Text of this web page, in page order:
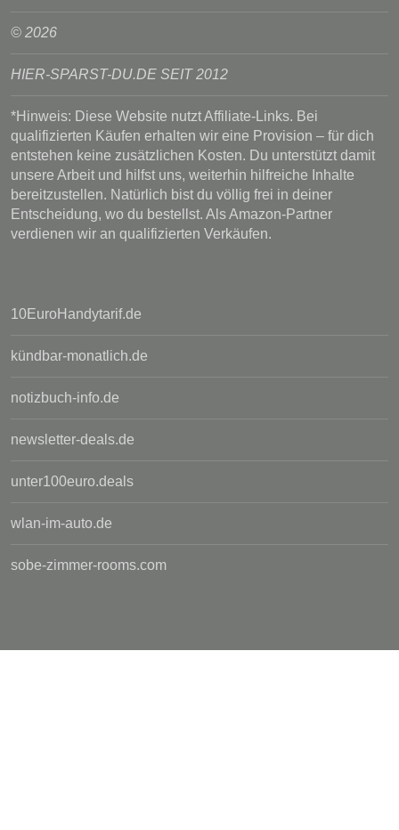
© 2026
HIER-SPARST-DU.DE SEIT 2012
*Hinweis: Diese Website nutzt Affiliate-Links. Bei
qualifizierten Käufen erhalten wir eine Provision – für dich
entstehen keine zusätzlichen Kosten. Du unterstützt damit
unsere Arbeit und hilfst uns, weiterhin hilfreiche Inhalte
bereitzustellen. Natürlich bist du völlig frei in deiner
Entscheidung, wo du bestellst. Als Amazon-Partner
verdienen wir an qualifizierten Verkäufen.
10EuroHandytarif.de
kündbar-monatlich.de
notizbuch-info.de
newsletter-deals.de
unter100euro.deals
wlan-im-auto.de
sobe-zimmer-rooms.com